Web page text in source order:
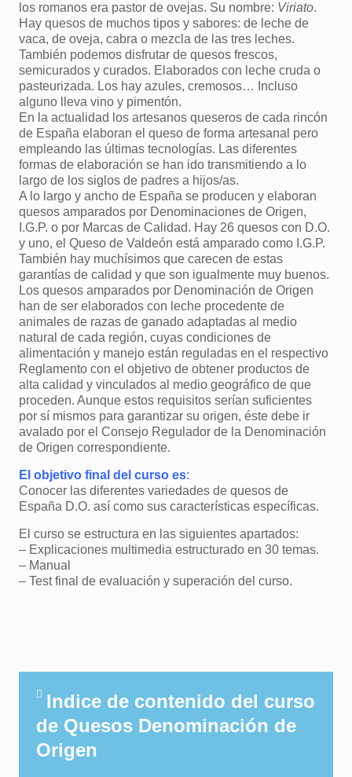
los romanos era pastor de ovejas. Su nombre: Viriato.
Hay quesos de muchos tipos y sabores: de leche de
vaca, de oveja, cabra o mezcla de las tres leches.
También podemos disfrutar de quesos frescos,
semicurados y curados. Elaborados con leche cruda o
pasteurizada. Los hay azules, cremosos… Incluso
alguno lleva vino y pimentón.
En la actualidad los artesanos queseros de cada rincón
de España elaboran el queso de forma artesanal pero
empleando las últimas tecnologías. Las diferentes
formas de elaboración se han ido transmitiendo a lo
largo de los siglos de padres a hijos/as.
A lo largo y ancho de España se producen y elaboran
quesos amparados por Denominaciones de Origen,
I.G.P. o por Marcas de Calidad. Hay 26 quesos con D.O.
y uno, el Queso de Valdeón está amparado como I.G.P.
También hay muchísimos que carecen de estas
garantías de calidad y que son igualmente muy buenos.
Los quesos amparados por Denominación de Origen
han de ser elaborados con leche procedente de
animales de razas de ganado adaptadas al medio
natural de cada región, cuyas condiciones de
alimentación y manejo están reguladas en el respectivo
Reglamento con el objetivo de obtener productos de
alta calidad y vinculados al medio geográfico de que
proceden. Aunque estos requisitos serían suficientes
por sí mismos para garantizar su origen, éste debe ir
avalado por el Consejo Regulador de la Denominación
de Origen correspondiente.
El objetivo final del curso es:
Conocer las diferentes variedades de quesos de
España D.O. así como sus características específicas.
El curso se estructura en las siguientes apartados:
– Explicaciones multimedia estructurado en 30 temas.
– Manual
– Test final de evaluación y superación del curso.
Indice de contenido del curso
de Quesos Denominación de
Origen